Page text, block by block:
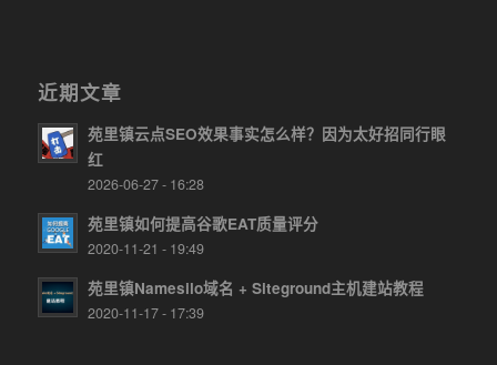
近期文章
苑里镇云点SEO效果事实怎么样？因为太好招同行眼
红
2026-06-27 - 16:28
苑里镇如何提高谷歌EAT质量评分
2020-11-21 - 19:49
苑里镇Namesilo域名 + Siteground主机建站教程
2020-11-17 - 17:39